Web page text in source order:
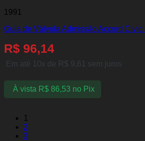
1991
Guia de Válvula Admissão Accord Civic
R$ 96,14
Em até 10x de R$ 9,61 sem juros
À vista R$86,53 no Pix
1
2
3